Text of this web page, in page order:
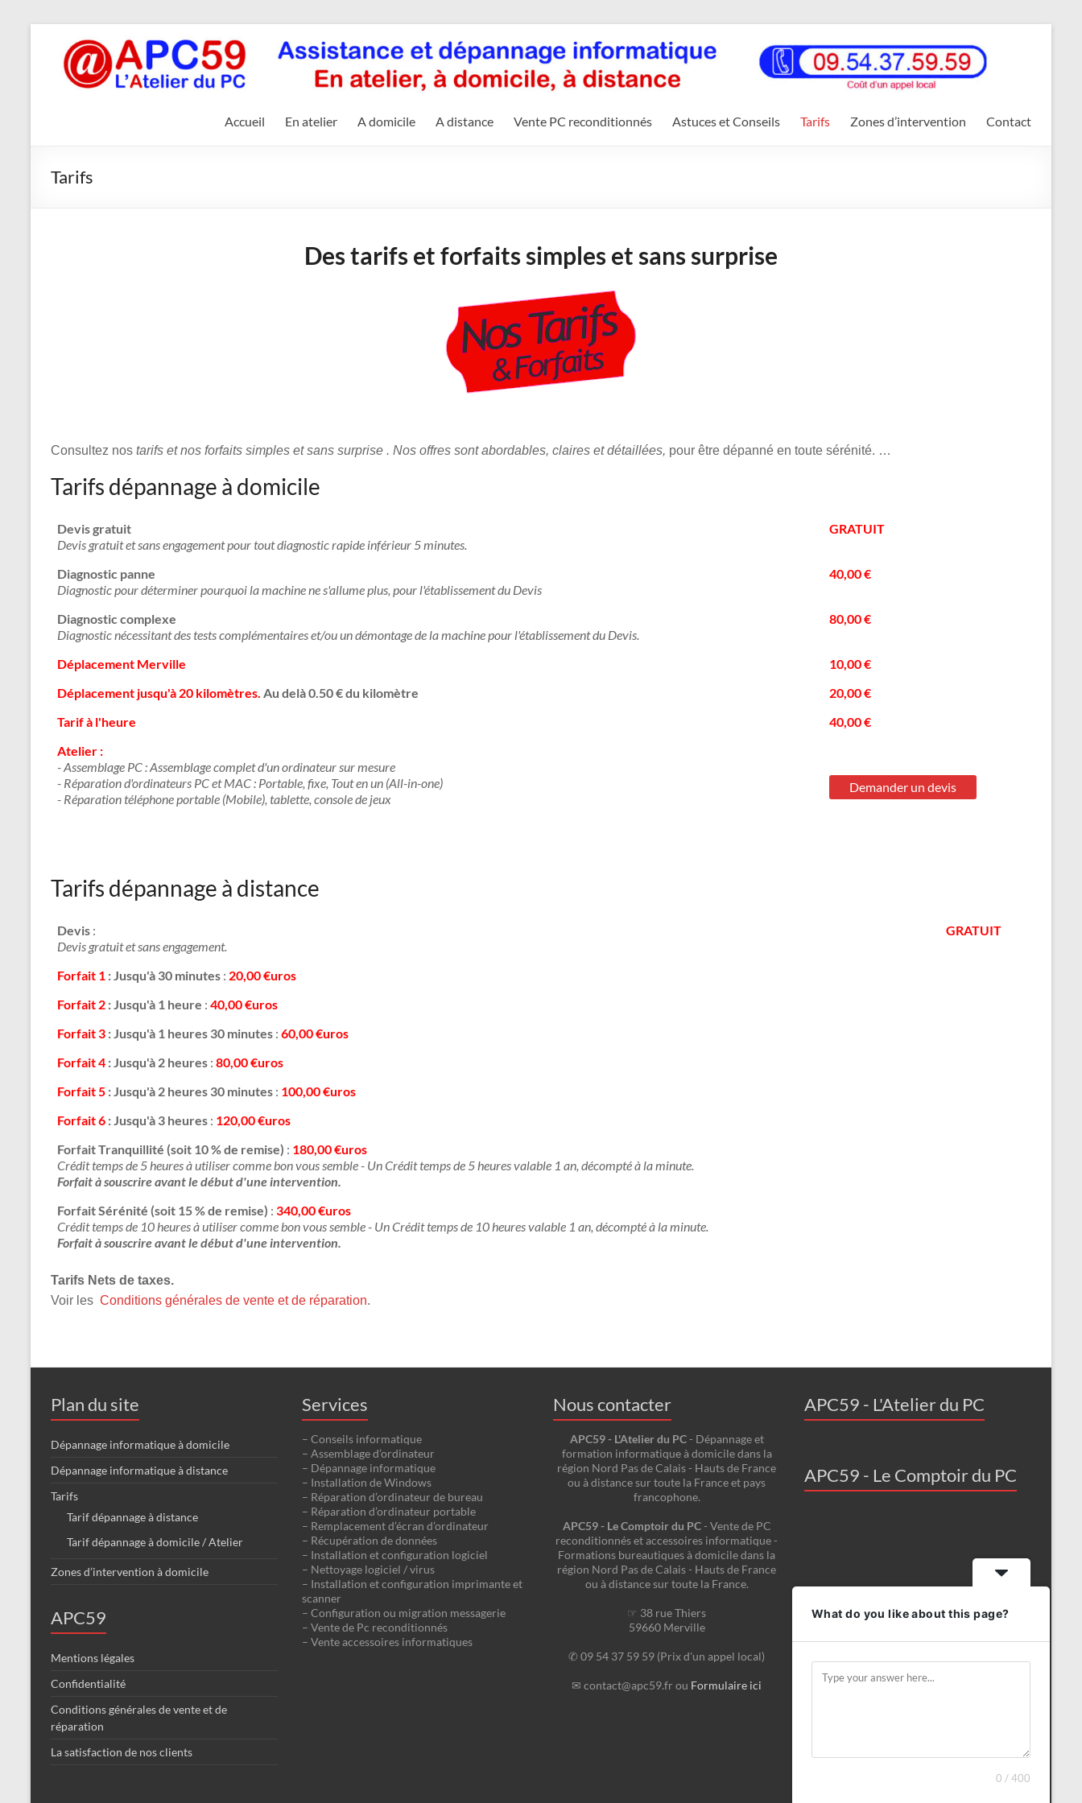
contenuAPC59
Apc59,
neuf
Accueil En atelier A domicile A distance Vente PC reconditionnés Astuces et Conseils Tarifs Zones d’intervention Contact
Tarifs
Des tarifs et forfaits simples et sans surprise
Consultez nos tarifs et nos forfaits simples et sans surprise . Nos offres sont abordables, claires et détaillées, pour être dépanné en toute sérénité. …
Tarifs dépannage à domicile
Devis gratuit
Devis gratuit et sans engagement pour tout diagnostic rapide inférieur 5 minutes.
GRATUIT
Diagnostic panne
Diagnostic pour déterminer pourquoi la machine ne s'allume plus, pour l'établissement du Devis
40,00 €
Diagnostic complexe
Diagnostic nécessitant des tests complémentaires et/ou un démontage de la machine pour l'établissement du Devis.
80,00 €
Déplacement Merville
10,00 €
Déplacement jusqu'à 20 kilomètres. Au delà 0.50 € du kilomètre
20,00 €
Tarif à l'heure
40,00 €
Atelier :
- Assemblage PC : Assemblage complet d'un ordinateur sur mesure
- Réparation d'ordinateurs PC et MAC : Portable, fixe, Tout en un (All-in-one)
- Réparation téléphone portable (Mobile), tablette, console de jeux
Tarifs dépannage à distance
Devis :
Devis gratuit et sans engagement.
GRATUIT
Forfait 1 : Jusqu'à 30 minutes : 20,00 €uros
Forfait 2 : Jusqu'à 1 heure : 40,00 €uros
Forfait 3 : Jusqu'à 1 heures 30 minutes : 60,00 €uros
Forfait 4 : Jusqu'à 2 heures : 80,00 €uros
Forfait 5 : Jusqu'à 2 heures 30 minutes : 100,00 €uros
Forfait 6 : Jusqu'à 3 heures : 120,00 €uros
Forfait Tranquillité (soit 10 % de remise) : 180,00 €uros
Crédit temps de 5 heures à utiliser comme bon vous semble - Un Crédit temps de 5 heures valable 1 an, décompté à la minute.
Forfait à souscrire avant le début d'une intervention.
Forfait Sérénité (soit 15 % de remise) : 340,00 €uros
Crédit temps de 10 heures à utiliser comme bon vous semble - Un Crédit temps de 10 heures valable 1 an, décompté à la minute.
Forfait à souscrire avant le début d'une intervention.
Tarifs Nets de taxes.
Voir les Conditions générales de vente et de réparation.
Plan du site
Dépannage informatique à domicile
Dépannage informatique à distance
Tarifs
Tarif dépannage à distance
Tarif dépannage à domicile / Atelier
Zones d’intervention à domicile
APC59
Mentions légales
Confidentialité
Conditions générales de vente et de
réparation
La satisfaction de nos clients
Services
– Conseils informatique
– Assemblage d’ordinateur
– Dépannage informatique
– Installation de Windows
– Réparation d’ordinateur de bureau
– Réparation d’ordinateur portable
– Remplacement d’écran d’ordinateur
– Récupération de données
– Installation et configuration logiciel
– Nettoyage logiciel / virus
– Installation et configuration imprimante et
scanner
– Configuration ou migration messagerie
– Vente de Pc reconditionnés
– Vente accessoires informatiques
Nous contacter
APC59 - L'Atelier du PC- Dépannage et
formation informatique à domicile dans la
région Nord Pas de Calais - Hauts de France
ou à distance sur toute la France et pays
francophone.
APC59 - Le Comptoir du PC- Vente de PC
reconditionnés et accessoires informatique -
Formations bureautiques à domicile dans la
région Nord Pas de Calais - Hauts de France
ou à distance sur toute la France.
☞ 38 rue Thiers
59660 Merville
✆ 09 54 37 59 59 (Prix d'un appel local)
✉ contact@apc59.fr ou Formulaire ici
APC59 - L'Atelier du PC
APC59 - Le Comptoir du PC
What do you like about this page?
0 / 400